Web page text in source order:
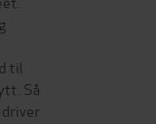
til
Så